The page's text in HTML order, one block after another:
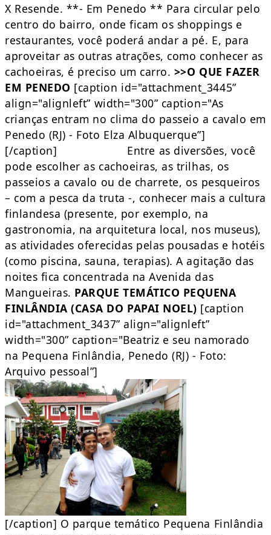
X Resende. **- Em Penedo ** Para circular pelo
centro do bairro, onde ficam os shoppings e
restaurantes, você poderá andar a pé. E, para
aproveitar as outras atrações, como conhecer as
cachoeiras, é preciso um carro. >>O QUE FAZER
EM PENEDO [caption id="attachment_3445”
align="alignleft” width="300” caption="As
crianças entram no clima do passeio a cavalo em
Penedo (RJ) - Foto Elza Albuquerque”]
[/caption] Entre as diversões, você
pode escolher as cachoeiras, as trilhas, os
passeios a cavalo ou de charrete, os pesqueiros
– com a pesca da truta -, conhecer mais a cultura
finlandesa (presente, por exemplo, na
gastronomia, na arquitetura local, nos museus),
as atividades oferecidas pelas pousadas e hotéis
(como piscina, sauna, terapias). A agitação das
noites fica concentrada na Avenida das
Mangueiras. PARQUE TEMÁTICO PEQUENA
FINLÂNDIA (CASA DO PAPAI NOEL) [caption
id="attachment_3437” align="alignleft”
width="300” caption="Beatriz e seu namorado
na Pequena Finlândia, Penedo (RJ) - Foto:
Arquivo pessoal”]
[/caption] O parque temático Pequena Finlândia